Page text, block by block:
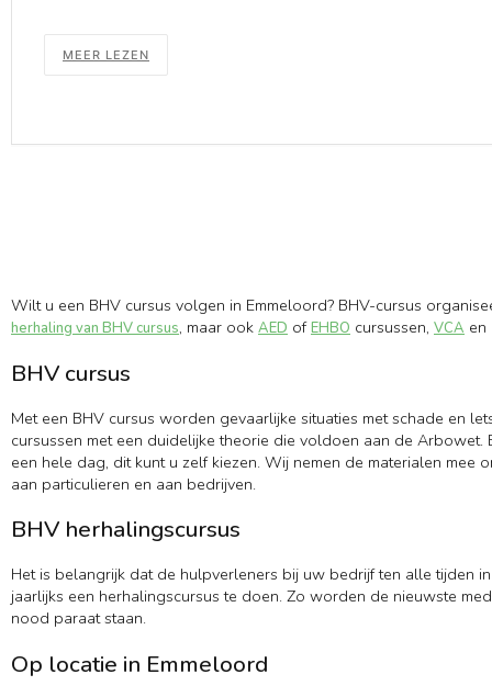
MEER LEZEN
Wilt u een BHV cursus volgen in Emmeloord? BHV-cursus
herhaling van BHV cursus, maar ook AED ofEHBO cursussen, VCA en
BHV cursus
Met een BHV cursus worden gevaarlijke situaties met schade en
cursussen met een duidelijke theorie die voldoen aan de
een hele dag, dit kunt u zelf kiezen. Wij nemen de materialen
aan particulieren en aan bedrijven.
BHV herhalingscursus
Het is belangrijk dat de hulpverleners bij uw bedrijf ten alle tijden
jaarlijks een herhalingscursus te doen. Zo worden de nieuwste
nood paraat staan.
Op locatie in Emmeloord